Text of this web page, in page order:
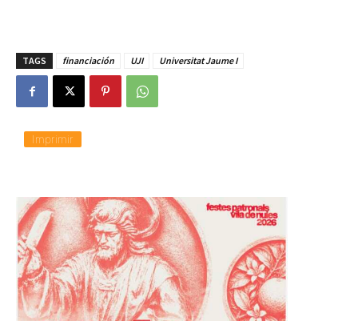
TAGS financiación UJI Universitat Jaume I
Imprimir